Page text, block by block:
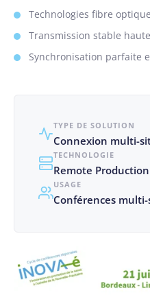
Technologies fibre
Transmission stable
Synchronisation parfaite
TYPE DE SOLUTION
Connexion multi-
TECHNOLOGIE
Remote Production
USAGE
Conférences